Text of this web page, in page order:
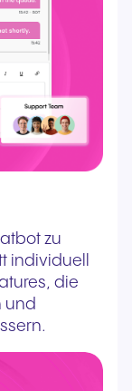
zu
individuell
die
und